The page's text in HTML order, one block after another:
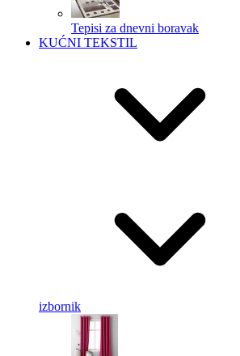
Tepisi za dnevni boravak
KUĆNI TEKSTIL
izbornik